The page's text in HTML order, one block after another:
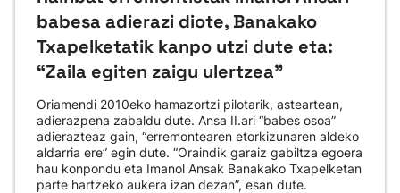
babesa adierazi diote, Banakako
Txapelketatik kanpo utzi dute eta:
“Zaila egiten zaigu ulertzea”
Oriamendi 2010eko hamazortzi pilotarik, asteartean,
adierazpena zabaldu dute. Ansa II.ari “babes osoa”
adierazteaz gain, “erremontearen etorkizunaren aldeko
aldarria ere” egin dute. “Oraindik garaiz gabiltza egoera
hau konpondu eta Imanol Ansak Banakako Txapelketan
parte hartzeko aukera izan dezan”, esan dute.